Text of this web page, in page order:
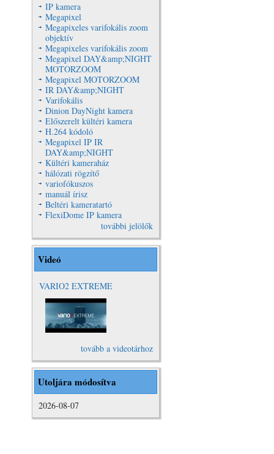
IP kamera
Megapixel
Megapixeles varifokális zoom
objektív
Megapixeles varifokális zoom
Megapixel DAY&amp;NIGHT
MOTORZOOM
Megapixel MOTORZOOM
IR DAY&amp;NIGHT
Varifokális
Dinion DayNight kamera
Előszerelt kültéri kamera
H.264 kódoló
Megapixel IP IR
DAY&amp;NIGHT
Kültéri kameraház
hálózati rögzítő
variofókuszos
manuál írisz
Beltéri kameratartó
FlexiDome IP kamera
további jelölők
Videó
VARIO2 EXTREME
VARIO2
Extreme Video
tovább a videotárhoz
Utoljára módosítva
2026-08-07